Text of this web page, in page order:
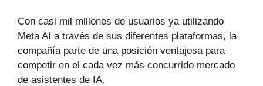
Con casi mil millones de usuarios ya utilizando
Meta AI a través de sus diferentes plataformas, la
compañía parte de una posición ventajosa para
competir en el cada vez más concurrido mercado
de asistentes de IA.